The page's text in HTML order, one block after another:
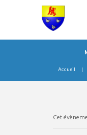
Accueil
Cet